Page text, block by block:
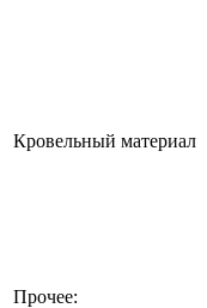
Кровельный материал
Прочее: